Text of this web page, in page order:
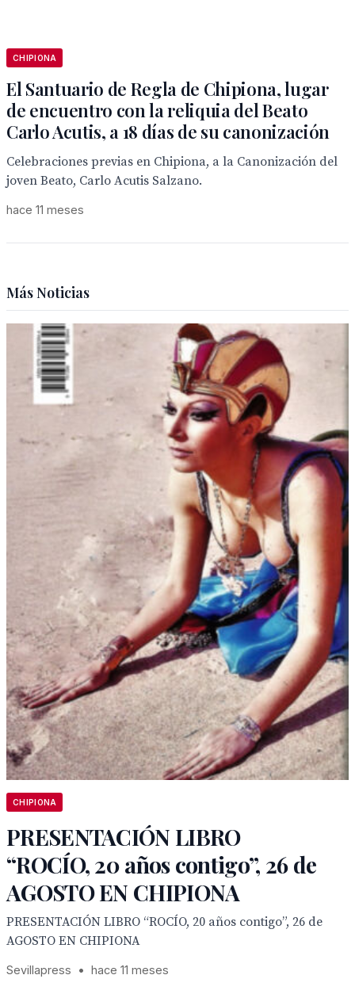
CHIPIONA
El Santuario de Regla de Chipiona, lugar
de encuentro con la reliquia del Beato
Carlo Acutis, a 18 días de su canonización
Celebraciones previas en Chipiona, a la Canonización del
joven Beato, Carlo Acutis Salzano.
hace 11 meses
Más Noticias
CHIPIONA
PRESENTACIÓN LIBRO
“ROCÍO, 20 años contigo”, 26 de
AGOSTO EN CHIPIONA
PRESENTACIÓN LIBRO “ROCÍO, 20 años contigo”, 26 de
AGOSTO EN CHIPIONA
Sevillapress • hace 11 meses